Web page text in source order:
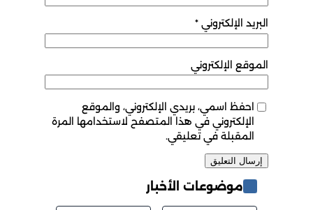
البريد الإلكتروني *
الموقع الإلكتروني
احفظ اسمي، بريدي الإلكتروني، والموقع
الإلكتروني في هذا المتصفح لاستخدامها المرة
المقبلة في تعليقي.
موضوعات الأخبار